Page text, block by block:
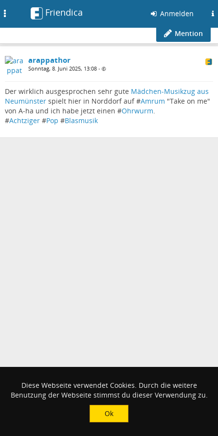
Friendica Anmelden
Mention
arappathor
Sonntag, 8. Juni 2025, 13:08 •
Der wirklich ausgesprochen sehr gute Mädchen-Musikzug aus
Neumünster spielt hier in Norddorf auf #Amrum "Take on me"
von A-ha und ich habe jetzt einen #Ohrwurm.
#Achtziger #Pop #Blasmusik
Diese Webseite verwendet Cookies. Durch die weitere
Benutzung der Webseite stimmst du dieser Verwendung zu.
Ok